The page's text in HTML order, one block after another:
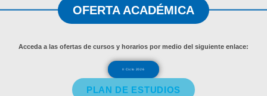
OFERTA ACADÉMICA
Acceda a las ofertas de cursos y horarios por medio del siguiente enlace:
II Ciclo 2026
PLAN DE ESTUDIOS